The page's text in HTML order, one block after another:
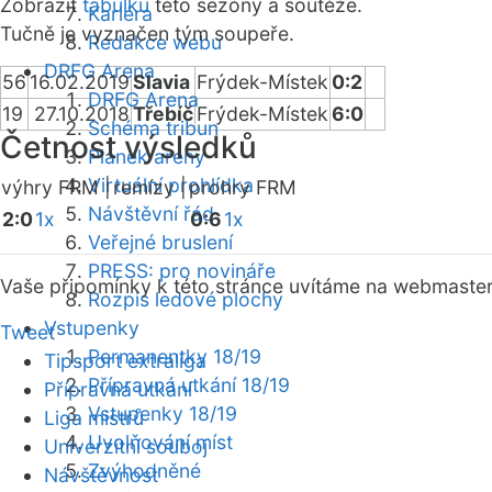
Kariéra
Redakce webu
DRFG Arena
DRFG Arena
Schéma tribun
Plánek areny
Virtuální prohlídka
Návštěvní řád
Veřejné bruslení
PRESS: pro novináře
Rozpis ledové plochy
Vstupenky
Permanentky 18/19
Přípravná utkání 18/19
Vstupenky 18/19
Uvolňování míst
Zvýhodněné
Zobrazit tabulku této sezóny a soutěže.
Tučně je vyznačen tým soupeře.
5616.02.2019Slavia Frýdek-Místek 0:2
19 27.10.2018TřebíčFrýdek-Místek6:0
Četnost výsledků
výhry FRM |remízy |prohry FRM
2:01x 0:61x
Vaše připomínky k této stránce uvítáme na webmaster
Tweet
Tipsport extraliga
Přípravná utkání
Liga mistrů
Univerzitní souboj
Návštěvnost